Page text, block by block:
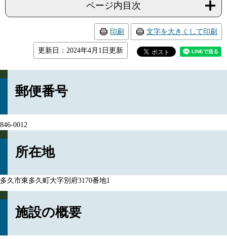
ページ内目次
印刷 文字を大きくして印刷
更新日：2024年4月1日更新
郵便番号
846-0012
所在地
多久市東多久町大字別府3170番地1
施設の概要